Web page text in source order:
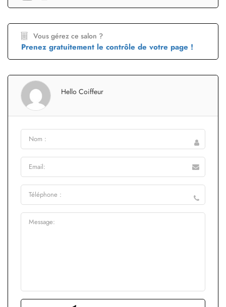
Vous gérez ce salon ?
Prenez gratuitement le contrôle de votre page !
Hello Coiffeur